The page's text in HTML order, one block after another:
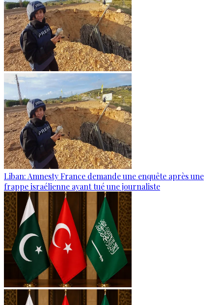
Liban: Amnesty France demande une enquête après une
frappe israélienne ayant tué une journaliste